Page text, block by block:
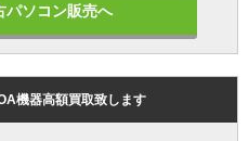
パソコン販売へ
機器高額買取致します